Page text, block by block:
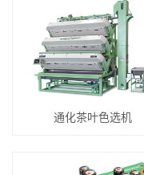
通化茶叶色选机